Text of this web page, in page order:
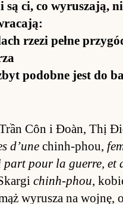
są ci, co wy­rusza­ją,
rzezi pełne
po­dobne jest do
Côn i Đoàn, Thị
d’une chin­h-phou,
part pour la guer­re, et
chinh-phou,
wy­rusza na woj­nę,